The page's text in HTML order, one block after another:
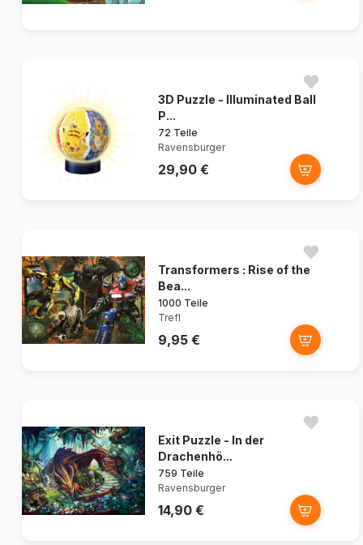
3D Puzzle - Illuminated Ball
P...
72 Teile
Ravensburger
29,90 €
Transformers : Rise of the
Bea...
1000 Teile
Trefl
9,95 €
Exit Puzzle - In der
Drachenhö...
759 Teile
Ravensburger
14,90 €